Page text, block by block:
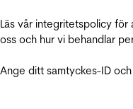
Läs vår integritetspolicy för
oss och hur vi behandlar
Ange ditt samtyckes-ID